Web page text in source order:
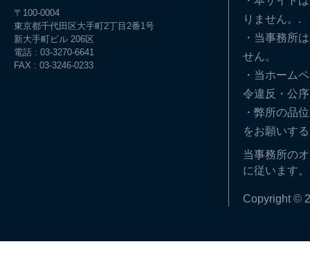
〒100-0004
東京都千代田区大手町2丁目2番1号
新大手町ビル 206区
電話 : 03-3270-6641
FAX : 03-3246-0233
りません。.
・当事務所
せん。
・当ホーム
令違反・公
・弊所の品
をお願いす
当事務所の
に従います。
Copyright ©